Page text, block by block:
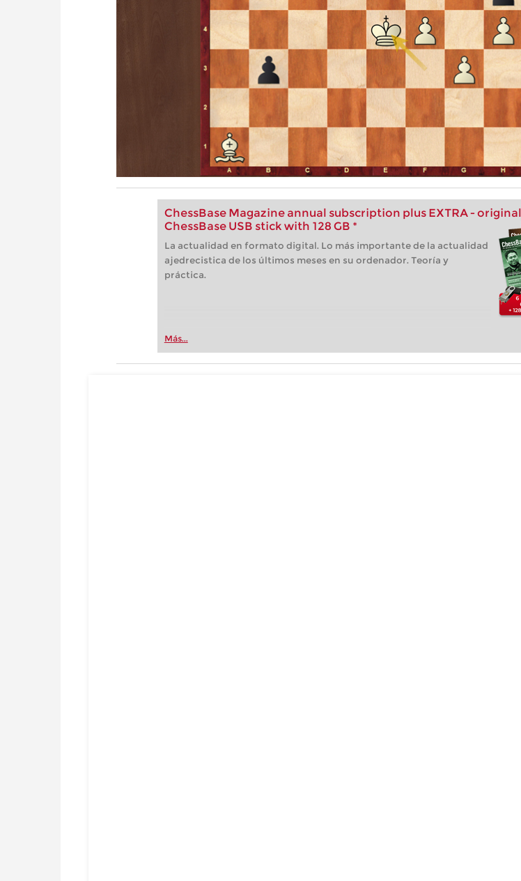
ChessBase Magazine annual subscription plus EXTRA - original
ChessBase USB stick with 128 GB *
La actualidad en formato digital. Lo más importante de la actualidad
ajedrecistica de los últimos meses en su ordenador. Teoría y
práctica.
Más...